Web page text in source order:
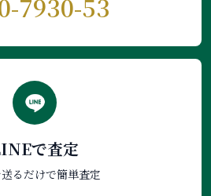
7930-53
で査定
るだけで簡単査定